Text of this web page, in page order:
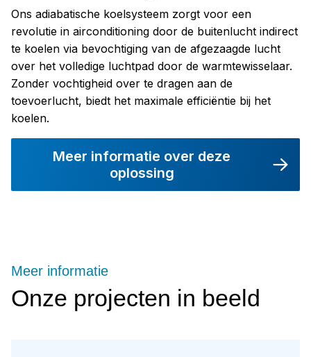
Ons adiabatische koelsysteem zorgt voor een
revolutie in airconditioning door de buitenlucht indirect
te koelen via bevochtiging van de afgezaagde lucht
over het volledige luchtpad door de warmtewisselaar.
Zonder vochtigheid over te dragen aan de
toevoerlucht, biedt het maximale efficiëntie bij het
koelen.
Meer informatie over deze
oplossing
Onze projecten in beeld
Meer informatie